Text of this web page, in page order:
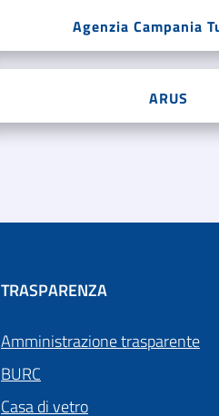
Agenzia Campania
ARUS
TRASPARENZA
Amministrazione trasparente
BURC
Casa di vetro